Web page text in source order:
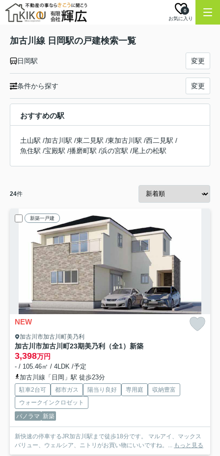
お気に入り
0
加古川線 日岡駅の戸建検索一覧
日岡駅 変更
条件から探す 変更
おすすめの駅
土山駅 /加古川駅 /東二見駅 /東加古川駅 /西二見駅 /
魚住駅 /宝殿駅 /播磨町駅 /浜の宮駅 /尾上の松駅
24件
新築一戸建
NEW
加古川市加古川町美乃利
加古川市加古川町23期美乃利（全1）新築
3,398万円
- / 105.46㎡ / 4LDK /予定
加古川線「日岡」駅 徒歩23分
駐車2台可 都市ガス 陽当り良好 専用庭
収納豊富
ウォークインクロゼット
パノラマ 新築
新快速の停車するJR加古川駅まで徒歩18分です。 マルアイ、マックス
バリュー、ウェルシア、ニトリがお買い物にいいですね。... もっと見る